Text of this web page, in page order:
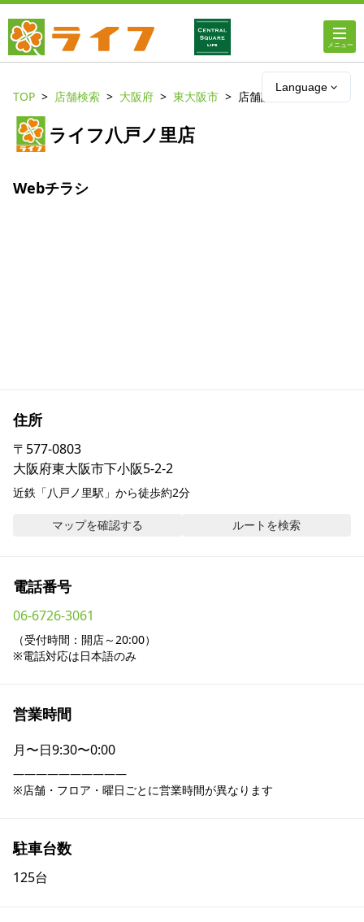
Language
店舗・チラシ情報
Contact us in English
TOP 店舗検索 大阪府 東大阪市 店舗詳細
ライフ八戸ノ里店
Webチラシ
住所
〒 577-0803
大阪府東大阪市下小阪5-2-2
近鉄「八戸ノ里駅」から徒歩約2分
マップを確認する ルートを検索
電話番号
06-6726-3061
（受付時間：開店～20:00）
※電話対応は日本語のみ
営業時間
月〜日9:30〜0:00
――――――――――
※店舗・フロア・曜日ごとに営業時間が異なります
駐車台数
125台